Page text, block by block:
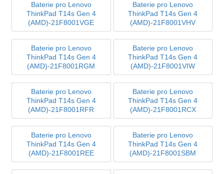
Baterie pro Lenovo
ThinkPad T14s Gen 4
(AMD)-21F8001VGE
Baterie pro Lenovo
ThinkPad T14s Gen 4
(AMD)-21F8001VHV
Baterie pro Lenovo
ThinkPad T14s Gen 4
(AMD)-21F8001RGM
Baterie pro Lenovo
ThinkPad T14s Gen 4
(AMD)-21F8001VIW
Baterie pro Lenovo
ThinkPad T14s Gen 4
(AMD)-21F8001RFR
Baterie pro Lenovo
ThinkPad T14s Gen 4
(AMD)-21F8001RCX
Baterie pro Lenovo
ThinkPad T14s Gen 4
(AMD)-21F8001REE
Baterie pro Lenovo
ThinkPad T14s Gen 4
(AMD)-21F8001SBM